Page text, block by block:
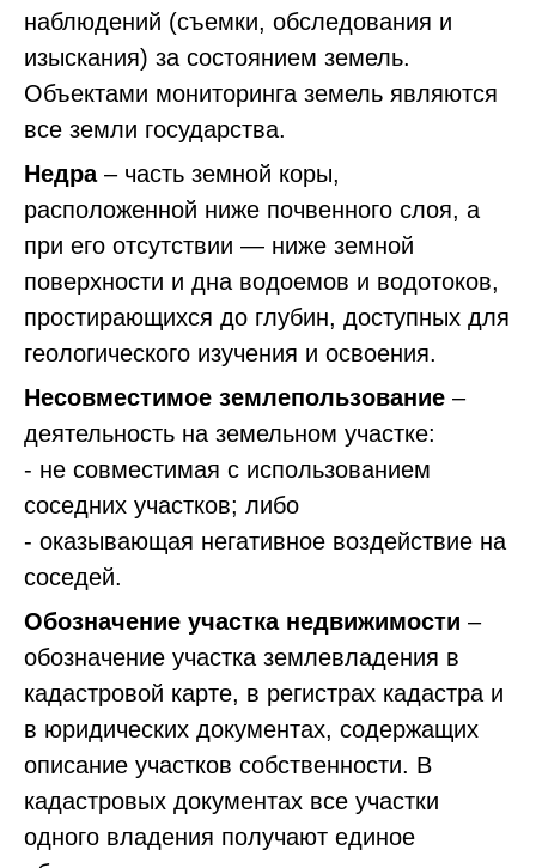
наблюдений (съемки, обследования и
изыскания) за состоянием земель.
Объектами мониторинга земель являются
все земли государства.
Недра– часть земной коры,
расположенной ниже почвенного слоя, а
при его отсутствии — ниже земной
поверхности и дна водоемов и водотоков,
простирающихся до глубин, доступных для
геологического изучения и освоения.
Несовместимое землепользование –
деятельность на земельном участке:
- не совместимая с использованием
соседних участков; либо
- оказывающая негативное воздействие на
соседей.
Обозначение участка недвижимости –
обозначение участка землевладения в
кадастровой карте, в регистрах кадастра и
в юридических документах, содержащих
описание участков собственности. В
кадастровых документах все участки
одного владения получают единое